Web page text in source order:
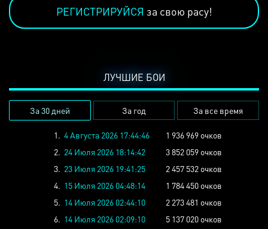
РЕГИСТРИРУЙСЯ за свою расу!
ЛУЧШИЕ БОИ
За 30 дней За год За все время
1. 4 Августа 2026 17:44:46
1 936 969 очков
2. 24 Июля 2026 18:14:42
3 852 059 очков
3. 23 Июля 2026 19:41:25
2 457 532 очков
4. 15 Июля 2026 04:48:14
1 784 450 очков
5. 14 Июля 2026 02:44:10
2 273 481 очков
6. 14 Июля 2026 02:09:10
5 137 020 очков